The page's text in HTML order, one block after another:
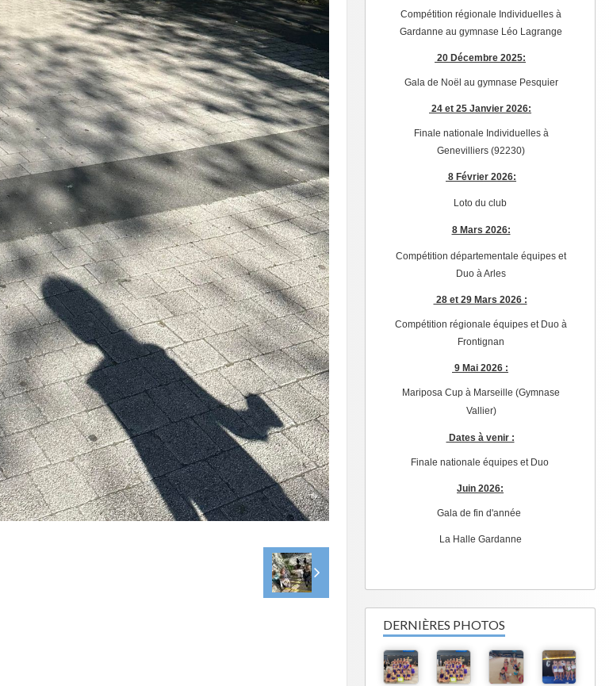
Compétition régionale Individuelles à
Gardanne au gymnase Léo Lagrange
20 Décembre 2025:
Gala de Noël au gymnase Pesquier
24 et 25 Janvier 2026:
Finale nationale Individuelles à
Genevilliers (92230)
8 Février 2026:
Loto du club
8 Mars 2026:
Compétition départementale équipes et
Duo à Arles
28 et 29 Mars 2026 :
Compétition régionale équipes et Duo à
Frontignan
9 Mai 2026 :
Mariposa Cup à Marseille (Gymnase
Vallier)
Dates à venir :
Finale nationale équipes et Duo
Juin 2026:
Gala de fin d'année
La Halle Gardanne
DERNIÈRES PHOTOS